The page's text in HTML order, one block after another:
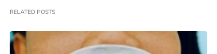
RELATED POSTS